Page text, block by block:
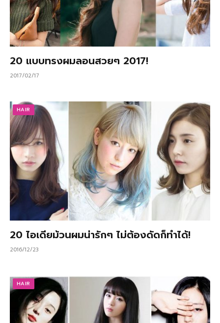
20 แบบทรงผมลอนสวยๆ 2017!
2017/02/17
HAIR
20 ไอเดียม้วนผมน่ารักๆ ไม่ต้องดัดก็ทำได้!
2016/12/23
HAIR